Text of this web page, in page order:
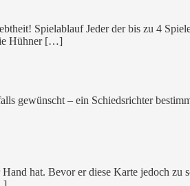
Spielablauf Jeder der bis zu 4
Hühner […]
gewünscht – ein Schiedsrichter
hat. Bevor er diese Karte jedoch zu